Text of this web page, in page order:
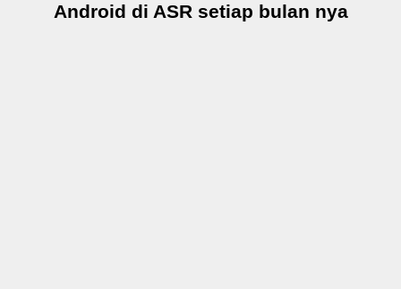
Android di ASR setiap bulan nya